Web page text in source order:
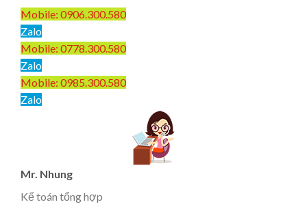
Mobile: 0906.300.580
Zalo
Mobile: 0778.300.580
Zalo
Mobile: 0985.300.580
Zalo
Mr. Nhung
Kế toán tổng hợp